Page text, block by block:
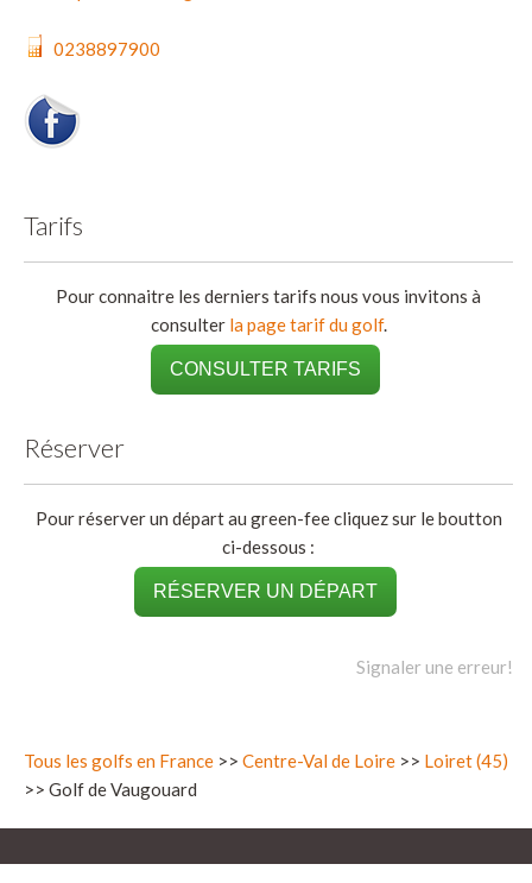
0238897900
Tarifs
Pour connaitre les derniers tarifs nous vous invitons à
consulter la page tarif du golf.
CONSULTER TARIFS
Réserver
Pour réserver un départ au green-fee cliquez sur le boutton
ci-dessous :
RÉSERVER UN DÉPART
Signaler une erreur!
Tous les golfs en France >> Centre-Val de Loire >> Loiret (45)
>> Golf de Vaugouard